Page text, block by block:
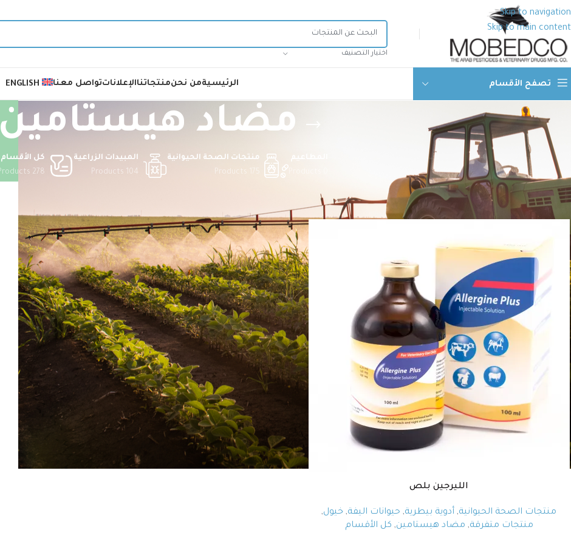
Skip to navigation
Skip to main content
اختيار التصنيف
تصفح الأقسام الرئيسيةمن نحنمنتجاتناالإعلاناتتواصل معنا ENGLISH
مضاد هيستامين
المطاعيم
منتجات الصحة الحيوانية
المبيدات الزراعية
104 Products
كل الأقسام
278 Products
الرئيسية منتجات الصحة الحيوانية أدوية بيطرية
الليرجين بلص
منتجات الصحة الحيوانية, أدوية بيطرية, حيوانات اليفة, خيول,
منتجات متفرقة, مضاد هيستامين, كل الأقسام